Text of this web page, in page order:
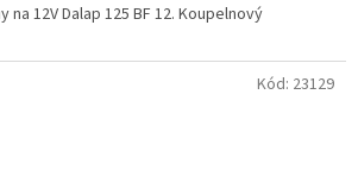
12V Dalap 125 BF 12. Koupelnový
Kód: 23129